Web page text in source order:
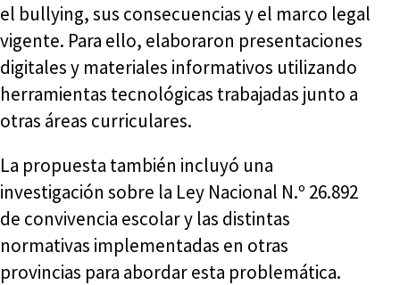
el bullying, sus consecuencias y el marco legal
vigente. Para ello, elaboraron presentaciones
digitales y materiales informativos utilizando
herramientas tecnológicas trabajadas junto a
otras áreas curriculares.
La propuesta también incluyó una
investigación sobre la Ley Nacional N.º 26.892
de convivencia escolar y las distintas
normativas implementadas en otras
provincias para abordar esta problemática.